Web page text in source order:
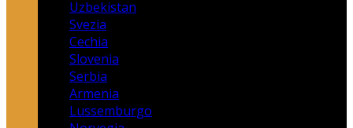
Uzbekistan
Svezia
Cechia
Slovenia
Serbia
Armenia
Lussemburgo